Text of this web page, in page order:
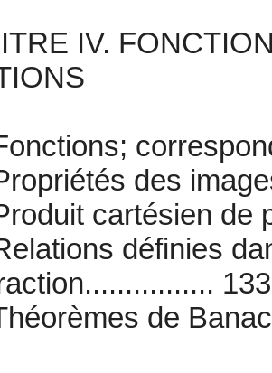
IV.
des
cartésien de
définies
133
de